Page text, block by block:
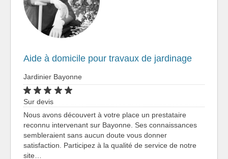
Aide à domicile pour travaux de jardinage
Jardinier Bayonne
Sur devis
Nous avons découvert à votre place un prestataire
reconnu intervenant sur Bayonne. Ses connaissances
sembleraient sans aucun doute vous donner
satisfaction. Participez à la qualité de service de notre
site…